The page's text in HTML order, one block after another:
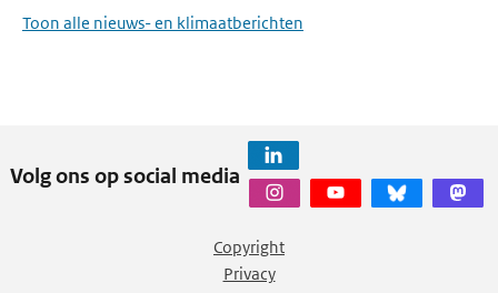
Toon alle nieuws- en klimaatberichten
Volg ons op social media
Copyright
Privacy